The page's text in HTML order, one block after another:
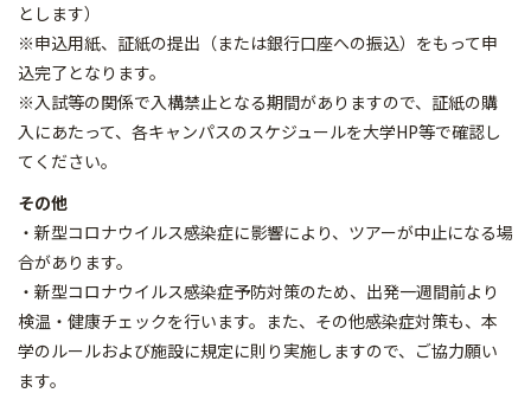
とします）
※申込用紙、証紙の提出（または銀行口座への振込）をもって申
込完了となります。
※入試等の関係で入構禁止となる期間がありますので、証紙の購
入にあたって、各キャンパスのスケジュールを大学HP等で確認し
てください。
その他
・新型コロナウイルス感染症に影響により、ツアーが中止になる場
合があります。
・新型コロナウイルス感染症予防対策のため、出発一週間前より
検温・健康チェックを行います。また、その他感染症対策も、本
学のルールおよび施設に規定に則り実施しますので、ご協力願い
ます。